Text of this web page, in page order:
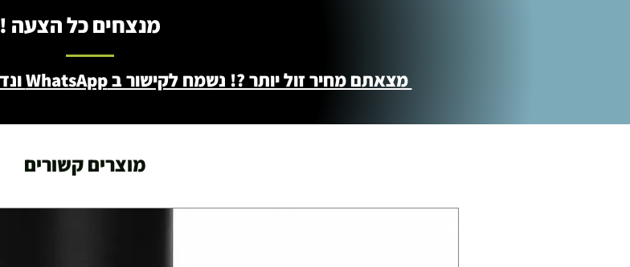
מנצחים כל הצעה !
מצאתם מחיר זול יותר ?! נשמח לקישור ב WhatsApp ונדאג שתשלמו פחות - 046722171
מוצרים קשורים